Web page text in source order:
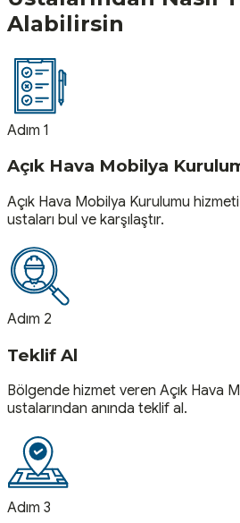
Alabilirsin
Adım 1
Açık Hava Mobilya
Açık Hava Mobilya Kurulumu
ustaları bul ve karşılaştır.
Adım 2
Teklif Al
Bölgende hizmet veren Açık Hava
ustalarından anında teklif al.
Adım 3